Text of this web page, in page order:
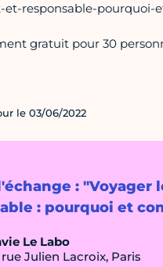
: "Voyager
: pourquoi et
Le Labo
rue Julien Lacroix, Paris
et-responsable-pourquoi-
gratuit pour 30
le 03/06/2022